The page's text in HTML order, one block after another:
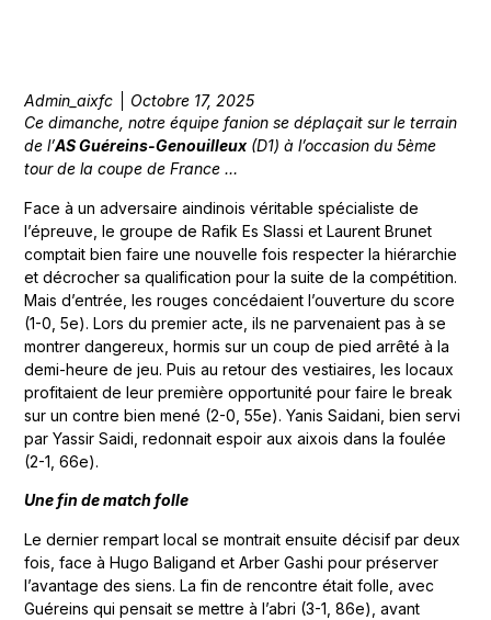
Admin_aixfc
Octobre 17, 2025
Ce dimanche, notre équipe fanion se déplaçait sur le terrain
de l’AS Guéreins-Genouilleux (D1) à l’occasion du 5ème
tour de la coupe de France …
Face à un adversaire aindinois véritable spécialiste de
l’épreuve, le groupe de Rafik Es Slassi et Laurent Brunet
comptait bien faire une nouvelle fois respecter la hiérarchie
et décrocher sa qualification pour la suite de la compétition.
Mais d’entrée, les rouges concédaient l’ouverture du score
(1-0, 5e). Lors du premier acte, ils ne parvenaient pas à se
montrer dangereux, hormis sur un coup de pied arrêté à la
demi-heure de jeu. Puis au retour des vestiaires, les locaux
profitaient de leur première opportunité pour faire le break
sur un contre bien mené (2-0, 55e). Yanis Saidani, bien servi
par Yassir Saidi, redonnait espoir aux aixois dans la foulée
(2-1, 66e).
Une fin de match folle
Le dernier rempart local se montrait ensuite décisif par deux
fois, face à Hugo Baligand et Arber Gashi pour préserver
l’avantage des siens. La fin de rencontre était folle, avec
Guéreins qui pensait se mettre à l’abri (3-1, 86e), avant